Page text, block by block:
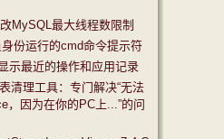
MySQL最大线程数限制
份运行的cmd命令提示符
示最近的操作和应用记录
清理工具：专门解决“无法
，因为在你的PC上...”的问